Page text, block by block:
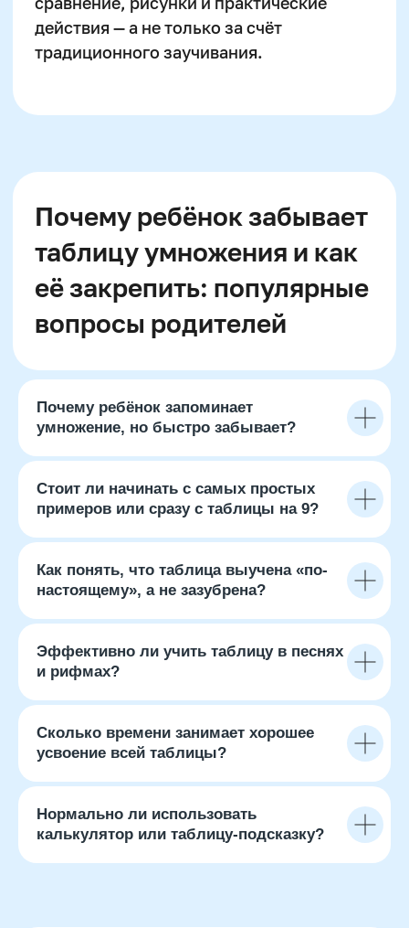
Почему ребёнок запоминает
умножение, но быстро забывает?
Стоит ли начинать с самых простых
примеров или сразу с таблицы на 9?
Как понять, что таблица выучена «по-
настоящему», а не зазубрена?
Эффективно ли учить таблицу в песнях
и рифмах?
Сколько времени занимает хорошее
усвоение всей таблицы?
Нормально ли использовать
калькулятор или таблицу-подсказку?
Сертифицированный тренер
международного уровня
Email
Телефон
Промокод:
информационных материалов
Отправить
Нажимая на кнопку, вы даете согласие на обработку
и распространение персональных данных
Еще больше полезных
в нашем закрытом
Telegram-канале.
Здесь наш методист
Только до 10 августа
Двойная выгода этим летом:
−20% на любой абонемент
+ второй курс в подарок*